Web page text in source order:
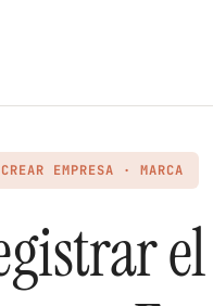
CREAR EMPRESA · MARCA